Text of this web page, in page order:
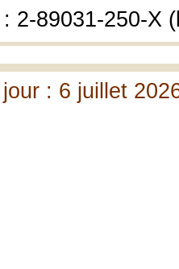
2-89031-250-X
: 6 juillet